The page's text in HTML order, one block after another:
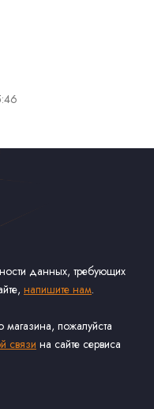
данных, требующих
напишите нам.
магазина, пожалуйста
связи на сайте сервиса